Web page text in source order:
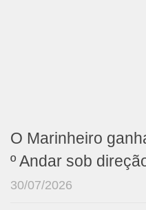
O Marinheiro
º Andar sob
30/07/2026